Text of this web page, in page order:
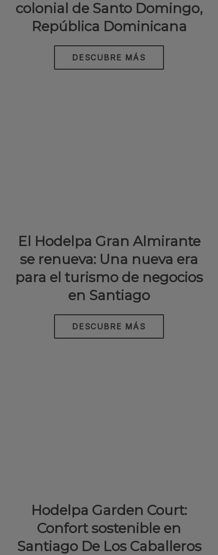
colonial de Santo Domingo,
República Dominicana
DESCUBRE MÁS
El Hodelpa Gran Almirante
se renueva: Una nueva era
para el turismo de negocios
en Santiago
DESCUBRE MÁS
Hodelpa Garden Court:
Confort sostenible en
Santiago De Los Caballeros